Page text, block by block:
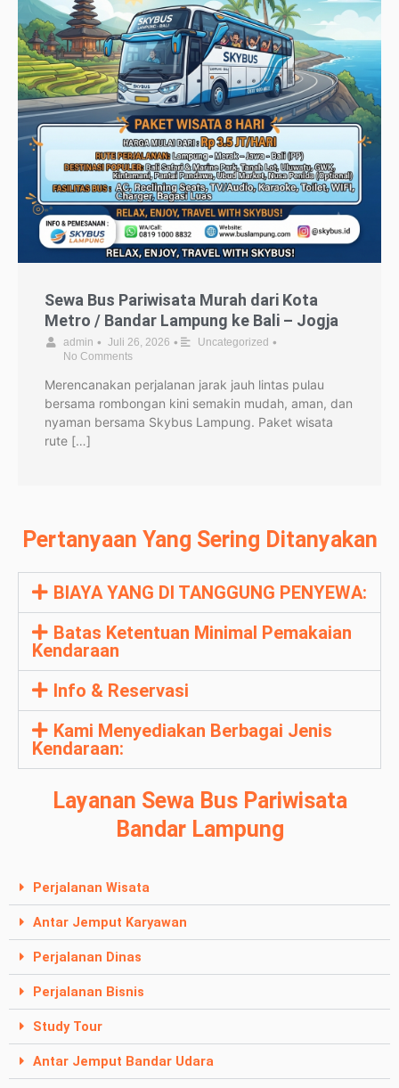
Sewa Bus Pariwisata Murah dari Kota
Metro / Bandar Lampung ke Bali – Jogja
admin • Juli 26, 2026 • Uncategorized •
No Comments
Merencanakan perjalanan jarak jauh lintas pulau
bersama rombongan kini semakin mudah, aman, dan
nyaman bersama Skybus Lampung. Paket wisata
rute […]
Pertanyaan Yang Sering Ditanyakan
BIAYA YANG DI TANGGUNG PENYEWA:
Batas Ketentuan Minimal Pemakaian
Kendaraan
Info & Reservasi
Kami Menyediakan Berbagai Jenis
Kendaraan:
Layanan Sewa Bus Pariwisata
Bandar Lampung
Perjalanan Wisata
Antar Jemput Karyawan
Perjalanan Dinas
Perjalanan Bisnis
Study Tour
Antar Jemput Bandar Udara